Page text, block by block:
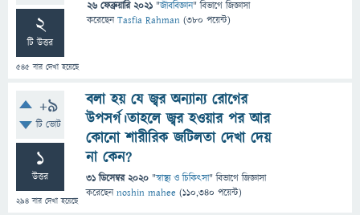
2
টি উত্তর
545 বার দেখা হয়েছে
26 ফেব্রুয়ারি 2021 "জীববিজ্ঞান" বিভাগে জিজ্ঞাসা
করেছেনTasfia Rahman (380 পয়েন্ট)
+9
টি ভোট
1
উত্তর
294 বার দেখা হয়েছে
বলা হয় যে জ্বর অন্যান্য রোগের
উপসর্গ।তাহলে জ্বর হওয়ার পর আর
কোনো শারীরিক জটিলতা দেখা দেয়
না কেন?
31 ডিসেম্বর 2020 "স্বাস্থ্য ও চিকিৎসা" বিভাগে জিজ্ঞাসা
করেছেনnoshin mahee (110,340 পয়েন্ট)